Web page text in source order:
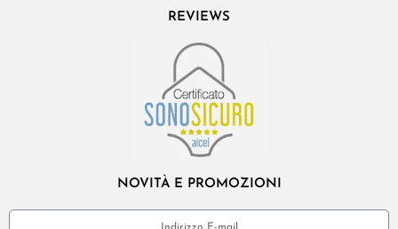
REVIEWS
NOVITÀ E PROMOZIONI